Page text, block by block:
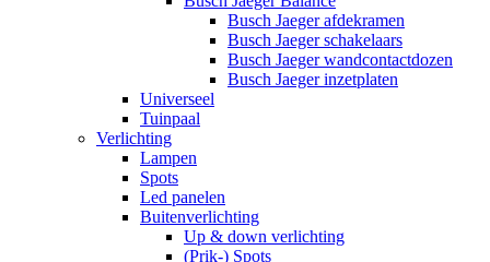
Busch Jaeger afdekramen
Busch Jaeger schakelaars
Busch Jaeger wandcontactdozen
Busch Jaeger inzetplaten
Universeel
Tuinpaal
Verlichting
Lampen
Spots
Led panelen
Buitenverlichting
Up & down verlichting
(Prik-) Spots